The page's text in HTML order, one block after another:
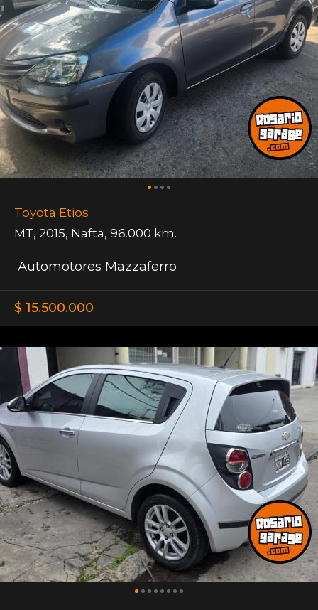
Toyota Etios
MT, 2015, Nafta, 96.000 km.
Automotores Mazzaferro
$ 15.500.000